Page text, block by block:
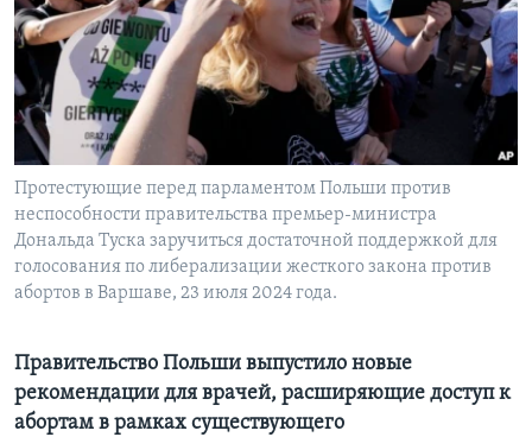
Learning English
СОЦИАЛЬНЫЕ СЕТИ
Языки
Протестующие перед парламентом Польши против
неспособности правительства премьер-министра
Дональда Туска заручиться достаточной поддержкой для
голосования по либерализации жесткого закона против
абортов в Варшаве, 23 июля 2024 года.
Правительство Польши выпустило новые
рекомендации для врачей, расширяющие доступ к
абортам в рамках существующего